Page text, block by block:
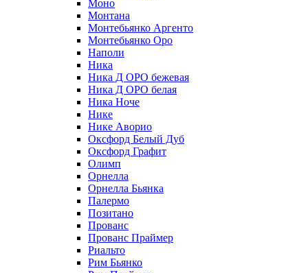
Моно
Монтана
Монтебьянко Аргенто
Монтебьянко Оро
Наполи
Ника
Ника Д ОРО бежевая
Ника Д ОРО белая
Ника Ноче
Нике
Нике Аворио
Оксфорд Белый Дуб
Оксфорд Графит
Олимп
Орнелла
Орнелла Бьянка
Палермо
Позитано
Прованс
Прованс Праймер
Риальто
Рим Бьянко